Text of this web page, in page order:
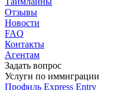
Отзывы
Новости
FAQ
Контакты
Агентам
Задать вопрос
Услуги по иммиграции
Профиль Express Entry